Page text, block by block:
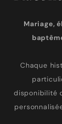
Mariage,
Chaque
disponibilité